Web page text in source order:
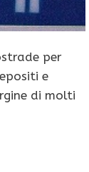
per
e
di molti